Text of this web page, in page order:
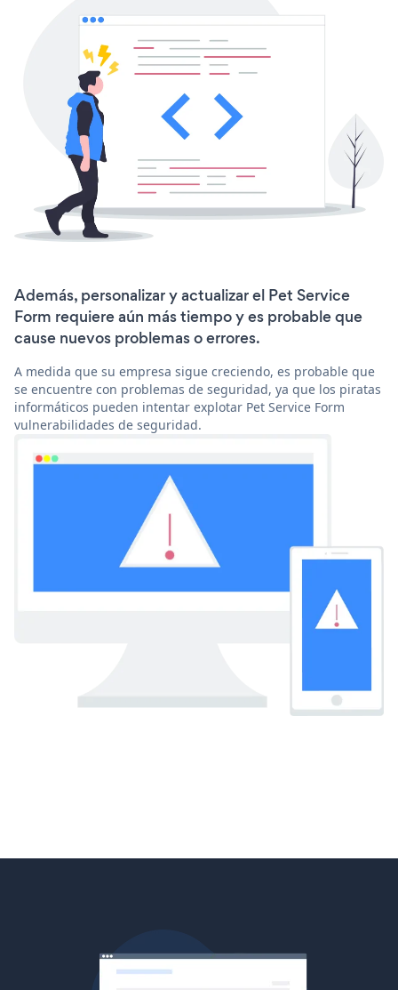
Además, personalizar y actualizar el Pet Service
Form requiere aún más tiempo y es probable que
cause nuevos problemas o errores.
A medida que su empresa sigue creciendo, es probable que
se encuentre con problemas de seguridad, ya que los piratas
informáticos pueden intentar explotar Pet Service Form
vulnerabilidades de seguridad.